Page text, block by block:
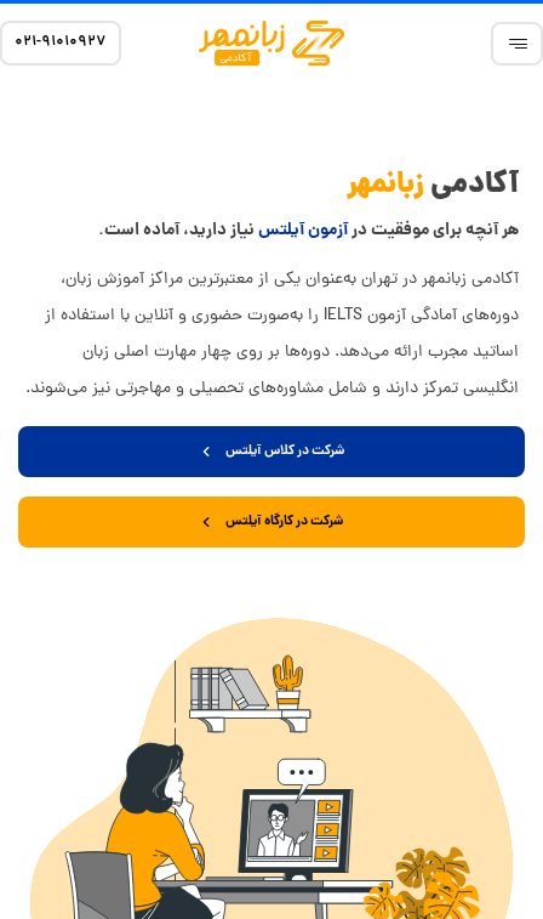
۰۲۱-۹۱۰۱۰۹۲۷
آکادمیزبانمهر
هر آنچه برای موفقیت درآزمون آیلتسنیاز دارید، آماده است.
آکادمی زبانمهر در تهران به‌عنوان یکی از معتبرترین مراکز آموزش زبان،
دوره‌های آمادگی آزمون IELTS را به‌صورت حضوری و آنلاین با استفاده از
اساتید مجرب ارائه می‌دهد. دوره‌ها بر روی چهار مهارت اصلی زبان
انگلیسی تمرکز دارند و شامل مشاوره‌های تحصیلی و مهاجرتی نیز می‌شوند.
شرکت در کلاس آیلتس
شرکت در کارگاه آیلتس